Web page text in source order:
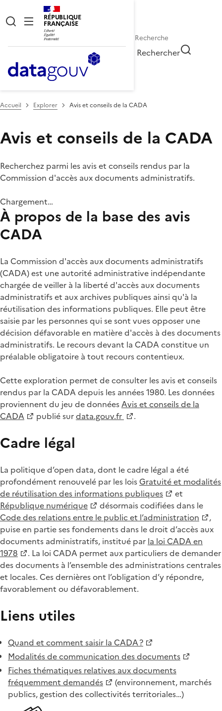
RÉPUBLIQUE
FRANÇAISE
Rechercher
Accueil Explorer Avis et conseils de la CADA
Avis et conseils de la CADA
Recherchez parmi les avis et conseils rendus par la
Commission d'accès aux documents administratifs.
Chargement…
À propos de la base des avis
CADA
La Commission d'accès aux documents administratifs
(CADA) est une autorité administrative indépendante
chargée de veiller à la liberté d'accès aux documents
administratifs et aux archives publiques ainsi qu'à la
réutilisation des informations publiques. Elle peut être
saisie par les personnes qui se sont vues opposer une
décision défavorable en matière d'accès à des documents
administratifs. Le recours devant la CADA constitue un
préalable obligatoire à tout recours contentieux.
Cette exploration permet de consulter les avis et conseils
rendus par la CADA depuis les années 1980. Les données
proviennent du jeu de donnéesAvis et conseils de la
CADA
publié surdata.gouv.fr .
Cadre légal
La politique d’open data, dont le cadre légal a été
profondément renouvelé par les loisGratuité et modalités
de réutilisation des informations publiques
et
République numérique
désormais codifiées dans le
Code des relations entre le public et l’administration
,
puise en partie ses fondements dans le droit d’accès aux
documents administratifs, institué par la loi CADA en
1978
. La loi CADA permet aux particuliers de demander
des documents à l’ensemble des administrations centrales
et locales. Ces dernières ont l’obligation d’y répondre,
favorablement ou défavorablement.
Liens utiles
Quand et comment saisir la CADA ?
Modalités de communication des documents
Fiches thématiques relatives aux documents
fréquemment demandés
(environnement, marchés
publics, gestion des collectivités territoriales…)